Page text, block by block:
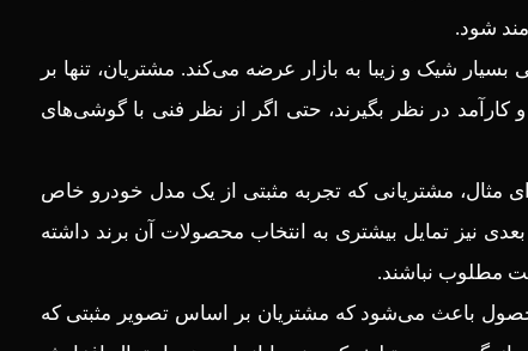
شود.
شیک و زیبا به بازار عرضه می‌کند. مشتریان، تنها بر
در نظر بگیرند، حتی اگر از نظر فنی با گوشی‌های
مشتریانی که تجربه مثبتی از یک مدل خودرو خاص
نیز تمایل بیشتری به انتخاب محصولات آن برند داشته
مطلوب نباشند.
محصول باعث می‌شود که مشتریان بر اساس تصویر مثبتی که